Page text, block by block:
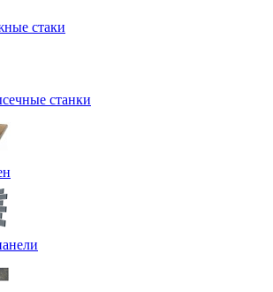
стаки
станки